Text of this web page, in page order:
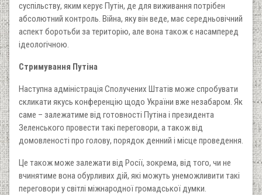
суспільству, яким керує Путін, де для виживання потрібен
абсолютний контроль. Війна, яку він веде, має середньовічний
аспект боротьби за територію, але вона також є насамперед
ідеологічною.
Стримування Путіна
Наступна адміністрація Сполучених Штатів може спробувати
скликати якусь конференцію щодо України вже незабаром. Як
саме – залежатиме від готовності Путіна і президента
Зеленського провести такі переговори, а також від
домовленості про голову, порядок денний і місце проведення.
Це також може залежати від Росії, зокрема, від того, чи не
вчинятиме вона обурливих дій, які можуть унеможливити такі
переговори у світлі міжнародної громадської думки.